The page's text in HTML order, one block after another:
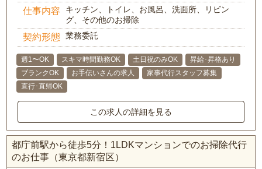
仕事内容
キッチン、トイレ、お風呂、洗面所、リビン
グ、その他のお掃除
契約形態 業務委託
週1〜OK スキマ時間勤務OK 土日祝のみOK
昇給･昇格あり
ブランクOK
お手伝いさんの求人
家事代行スタッフ募集
直行･直帰OK
この求人の詳細を見る
都庁前駅から徒歩5分！1LDKマンションでのお掃除代行
のお仕事（東京都新宿区）